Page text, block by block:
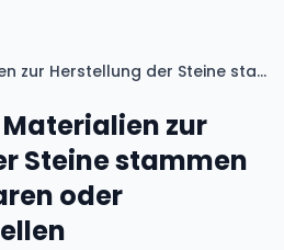
Lego: 52 % der Materialien zur Herstellung der Steine stammen aus erneuerbaren oder recycelten Quellen
Materialien zur
Steine stammen
oder